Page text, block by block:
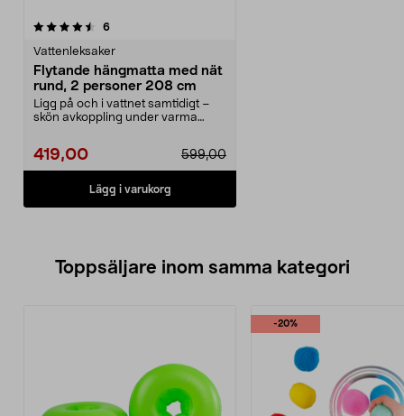
6recensioner
Vattenleksaker
Flytande hängmatta med nät
rund, 2 personer 208 cm
Ligg på och i vattnet samtidigt –
skön avkoppling under varma
599,00
419,00
Lägg i varukorg
Toppsäljare inom samma kategori
-20%